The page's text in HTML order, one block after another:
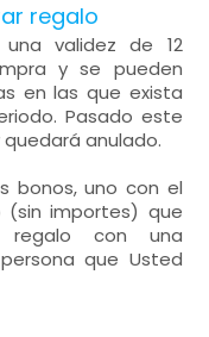
regalo
validez de 12
y se pueden
en las que exista
Pasado este
anulado.
bonos, uno con el
importes) que
regalo con una
que Usted